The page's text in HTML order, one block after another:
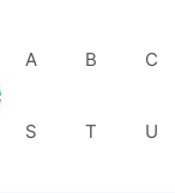
A B C
S T U